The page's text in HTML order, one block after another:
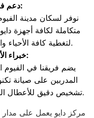
دعم فني متخصص:
نوفر لسكان مدينة
متكاملة لكافة أجهزة
لتغطية كافة الأحياء والمجاورات السكنية بالمدينة.
خبراء الأجهزة الكورية:
المدربين على صيانة
تشخيص دقيق للأعطال المعقدة في الغسالات والثلاجات.
مركز دايو يعمل على